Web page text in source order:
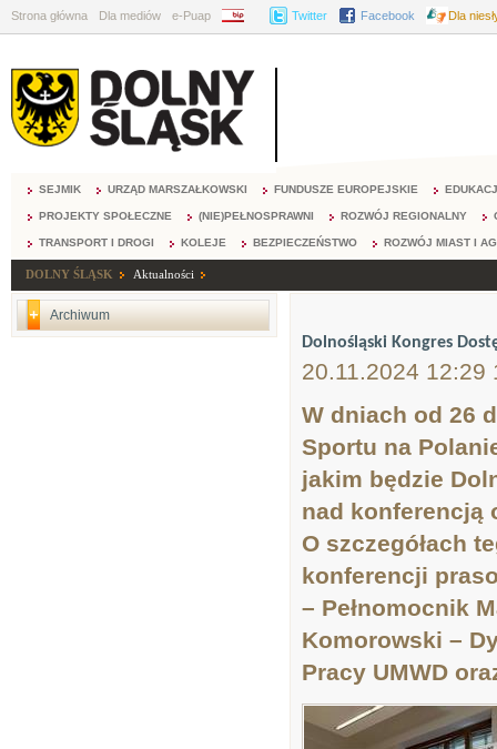
Strona główna Dla mediów e-Puap BIP Twitter Facebook Dla
SEJMIK URZĄD MARSZAŁKOWSKI FUNDUSZE EUROPEJSKIE
PROJEKTY SPOŁECZNE (NIE)PEŁNOSPRAWNI ROZWÓJ REGIONALNY
TRANSPORT I DROGI KOLEJE BEZPIECZEŃSTWO ROZWÓJ MIAST I
DOLNY ŚLĄSK Aktualności
Archiwum
Dolnośląski Kongres
20.11.2024 12:29
W dniach od 26
Sportu na
jakim będzie
nad konferencją
O szczegółach
konferencji
– Pełnomocnik
Komorowski –
Pracy UMWD